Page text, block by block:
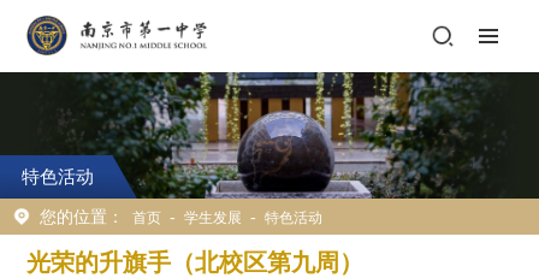
特色活动
您的位置： 首页 - 学生发展 - 特色活动
光荣的升旗手（北校区第九周）